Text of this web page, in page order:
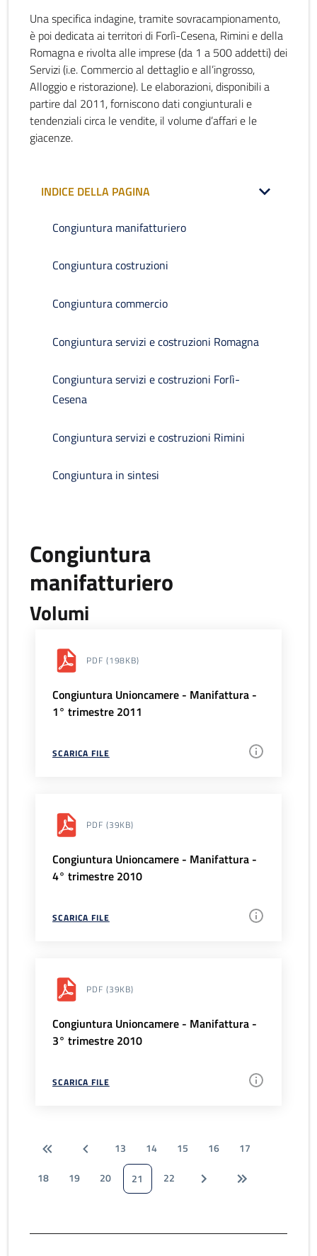
Una specifica indagine, tramite sovracampionamento,
è poi dedicata ai territori di Forlì-Cesena, Rimini e della
Romagna e rivolta alle imprese (da 1 a 500 addetti) dei
Servizi (i.e. Commercio al dettaglio e all’ingrosso,
Alloggio e ristorazione). Le elaborazioni, disponibili a
partire dal 2011, forniscono dati congiunturali e
tendenziali circa le vendite, il volume d’affari e le
giacenze.
INDICE DELLA PAGINA
Congiuntura manifatturiero
Congiuntura costruzioni
Congiuntura commercio
Congiuntura servizi e costruzioni Romagna
Congiuntura servizi e costruzioni Forlì-
Cesena
Congiuntura servizi e costruzioni Rimini
Congiuntura in sintesi
Congiuntura
manifatturiero
Volumi
PDF (198KB)
Congiuntura Unioncamere - Manifattura -
1° trimestre 2011
SCARICA FILE
PDF (39KB)
Congiuntura Unioncamere - Manifattura -
4° trimestre 2010
SCARICA FILE
PDF (39KB)
Congiuntura Unioncamere - Manifattura -
3° trimestre 2010
SCARICA FILE
13 14 15 16
17
18
19 20 21 22